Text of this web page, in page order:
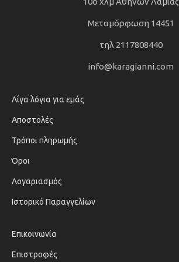
Μεταμόρφωση 14451
τηλ 2117808440
info@karagianni.com
Λίγα λόγια για εμάς
Αποστολές
Τρόποι πληρωμής
Όροι
Λογαριασμός
Ιστορικό Παραγγελίων
Επικοινωνία
Επιστροφές